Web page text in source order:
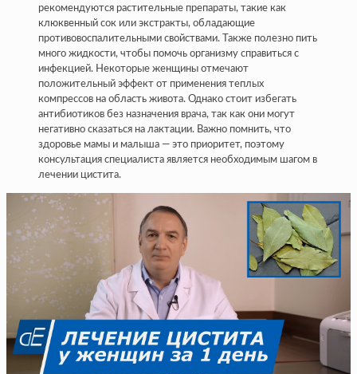
рекомендуются растительные препараты, такие как
клюквенный сок или экстракты, обладающие
противовоспалительными свойствами. Также полезно пить
много жидкости, чтобы помочь организму справиться с
инфекцией. Некоторые женщины отмечают
положительный эффект от применения теплых
компрессов на область живота. Однако стоит избегать
антибиотиков без назначения врача, так как они могут
негативно сказаться на лактации. Важно помнить, что
здоровье мамы и малыша — это приоритет, поэтому
консультация специалиста является необходимым шагом в
лечении цистита.